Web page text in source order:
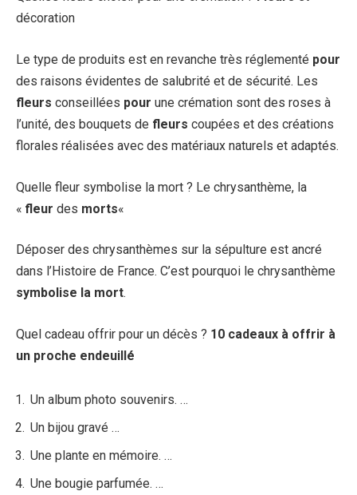
décoration
Le type de produits est en revanche très réglementé pour
des raisons évidentes de salubrité et de sécurité. Les
fleurs conseillées pour une crémation sont des roses à
l’unité, des bouquets de fleurs coupées et des créations
florales réalisées avec des matériaux naturels et adaptés.
Quelle fleur symbolise la mort ? Le chrysanthème, la
« fleur des morts«
Déposer des chrysanthèmes sur la sépulture est ancré
dans l’Histoire de France. C’est pourquoi le chrysanthème
symbolise la mort.
Quel cadeau offrir pour un décès ? 10 cadeaux à offrir à
un proche endeuillé
Un album photo souvenirs. …
Un bijou gravé …
Une plante en mémoire. …
Une bougie parfumée. …